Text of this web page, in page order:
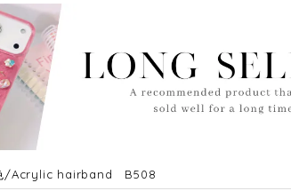
/Acrylic hairband B508